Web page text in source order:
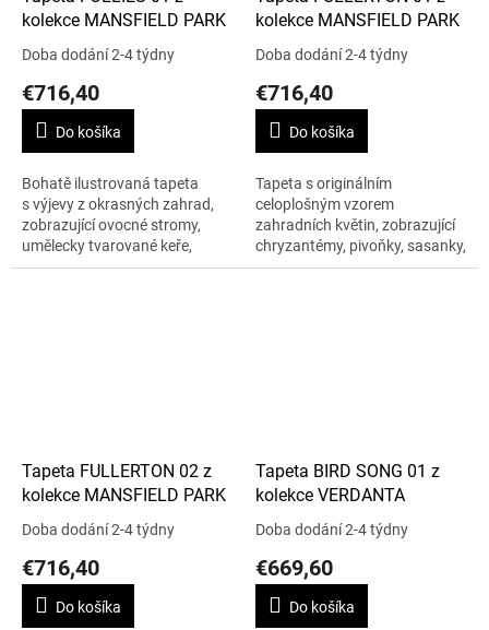
kolekce MANSFIELD PARK
Doba dodání 2-4 týdny
€716,40
Do košíka
Bohatě ilustrovaná tapeta
s výjevy z okrasných zahrad,
zobrazující ovocné stromy,
umělecky tvarované keře,
zahradní altánek, kašnu i
kolekce MANSFIELD PARK
Doba dodání 2-4 týdny
€716,40
Do košíka
Tapeta s originálním
celoplošným vzorem
zahradních květin, zobrazující
chryzantémy, pivoňky, sasanky,
tulipány a fialky. Vzor se
Tapeta FULLERTON 02 z
kolekce MANSFIELD PARK
Doba dodání 2-4 týdny
€716,40
Do košíka
Tapeta BIRD SONG 01 z
kolekce VERDANTA
Doba dodání 2-4 týdny
€669,60
Do košíka